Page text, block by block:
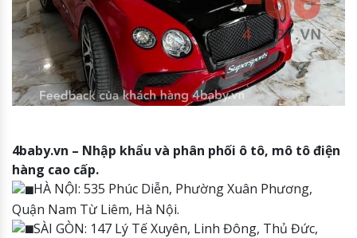
4baby.vn – Nhập khẩu và phân phối ô tô, mô tô điện
hàng cao cấp.
HÀ NỘI: 535 Phúc Diễn, Phường Xuân Phương,
Quận Nam Từ Liêm, Hà Nội.
SÀI GÒN: 147 Lý Tế Xuyên, Linh Đông, Thủ Đức,